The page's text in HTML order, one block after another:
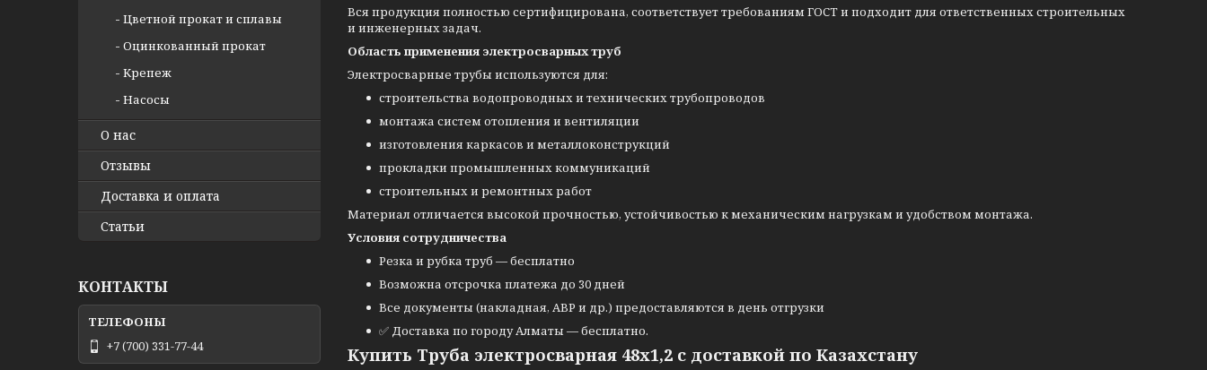
Вся продукция полностью сертифицирована, соответствует требованиям ГОСТ и подходит для ответственных строительных
и инженерных задач.
Область применения электросварных труб
Электросварные трубы используются для:
строительства водопроводных и технических трубопроводов
монтажа систем отопления и вентиляции
изготовления каркасов и металлоконструкций
прокладки промышленных коммуникаций
строительных и ремонтных работ
Материал отличается высокой прочностью, устойчивостью к механическим нагрузкам и удобством монтажа.
Условия сотрудничества
Резка и рубка труб — бесплатно
Возможна отсрочка платежа до 30 дней
Все документы (накладная, АВР и др.) предоставляются в день отгрузки
✅ Доставка по городу Алматы — бесплатно.
Купить Труба электросварная 48х1,2 с доставкой по Казахстану
Цветной прокат и сплавы
Оцинкованный прокат
Крепеж
Насосы
О нас
Отзывы
Доставка и оплата
Статьи
КОНТАКТЫ
+7 (700) 331-77-44